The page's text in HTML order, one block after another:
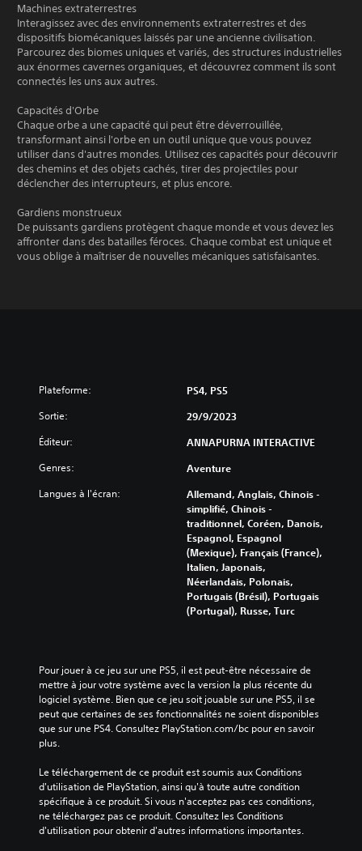
Machines extraterrestres
Interagissez avec des environnements extraterrestres et des
dispositifs biomécaniques laissés par une ancienne civilisation.
Parcourez des biomes uniques et variés, des structures industrielles
aux énormes cavernes organiques, et découvrez comment ils sont
connectés les uns aux autres.
Capacités d'Orbe
Chaque orbe a une capacité qui peut être déverrouillée,
transformant ainsi l'orbe en un outil unique que vous pouvez
utiliser dans d'autres mondes. Utilisez ces capacités pour découvrir
des chemins et des objets cachés, tirer des projectiles pour
déclencher des interrupteurs, et plus encore.
Gardiens monstrueux
De puissants gardiens protègent chaque monde et vous devez les
affronter dans des batailles féroces. Chaque combat est unique et
vous oblige à maîtriser de nouvelles mécaniques satisfaisantes.
Plateforme: PS4, PS5
Sortie: 29/9/2023
Éditeur: ANNAPURNA INTERACTIVE
Genres: Aventure
Langues à l'écran:
Allemand, Anglais, Chinois -
simplifié, Chinois -
traditionnel, Coréen, Danois,
Espagnol, Espagnol
(Mexique), Français (France),
Italien, Japonais,
Néerlandais, Polonais,
Portugais (Brésil), Portugais
(Portugal), Russe, Turc
Pour jouer à ce jeu sur une PS5, il est peut-être nécessaire de
mettre à jour votre système avec la version la plus récente du
logiciel système. Bien que ce jeu soit jouable sur une PS5, il se
peut que certaines de ses fonctionnalités ne soient disponibles
que sur une PS4. Consultez PlayStation.com/bc pour en savoir
plus.
Le téléchargement de ce produit est soumis aux Conditions
d'utilisation de PlayStation, ainsi qu'à toute autre condition
spécifique à ce produit. Si vous n'acceptez pas ces conditions,
ne téléchargez pas ce produit. Consultez les Conditions
d'utilisation pour obtenir d'autres informations importantes.